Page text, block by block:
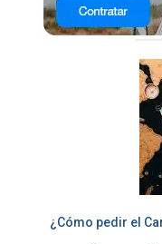
¿Cómo pedir el